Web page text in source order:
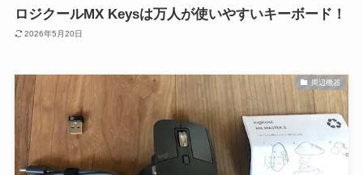
ロジクールMX Keysは万人が使いやすいキーボード！
2026年5月20日
周辺機器